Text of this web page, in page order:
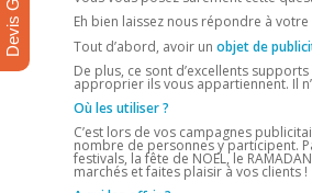
Eh bien laissez nous répondre à
Tout d’abord, avoir un objet de
De plus, ce sont d’excellents
approprier ils vous appartiennent. Il
Où les utiliser ?
C’est lors de vos campagnes
nombre de personnes y participent.
festivals, la fête de NOEL, le
marchés et faites plaisir à vos clients !